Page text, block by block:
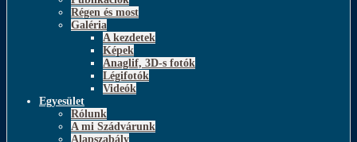
Régen és most
Galéria
A kezdetek
Képek
Anaglif, 3D-s fotók
Légifotók
Videók
Egyesület
Rólunk
A mi Szádvárunk
Alapszabály